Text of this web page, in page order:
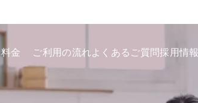
金 ご利用の流れよくあるご質問採用情報